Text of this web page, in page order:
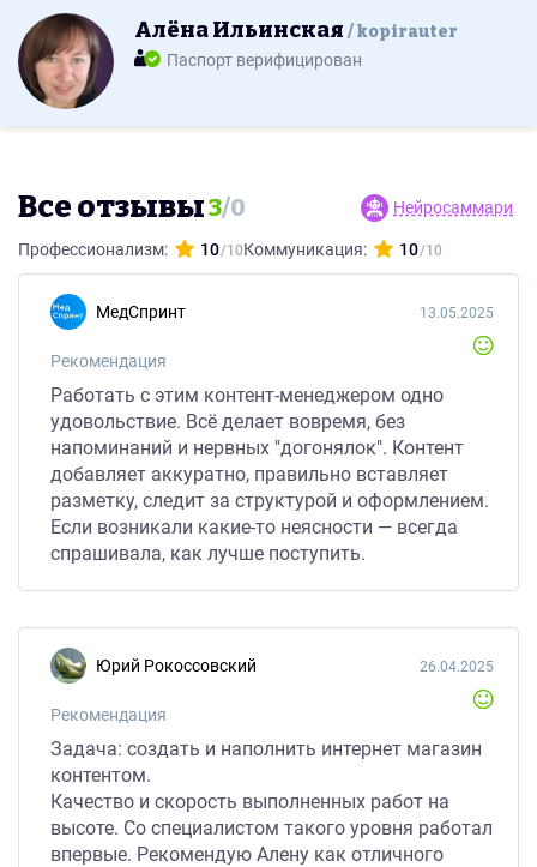
Алёна Ильинская kopirauter
Паспорт верифицирован
Все отзывы3/0 Нейросаммари
Профессионализм: 10 Коммуникация: 10
МедСпринт
Рекомендация
13.05.2025
Работать с этим контент-менеджером одно
удовольствие. Всё делает вовремя, без
напоминаний и нервных "догонялок". Контент
добавляет аккуратно, правильно вставляет
разметку, следит за структурой и оформлением.
Если возникали какие-то неясности — всегда
спрашивала, как лучше поступить.
Юрий Рокоссовский
Рекомендация
26.04.2025
Задача: создать и наполнить интернет магазин
контентом.
Качество и скорость выполненных работ на
высоте. Со специалистом такого уровня работал
впервые. Рекомендую Алену как отличного